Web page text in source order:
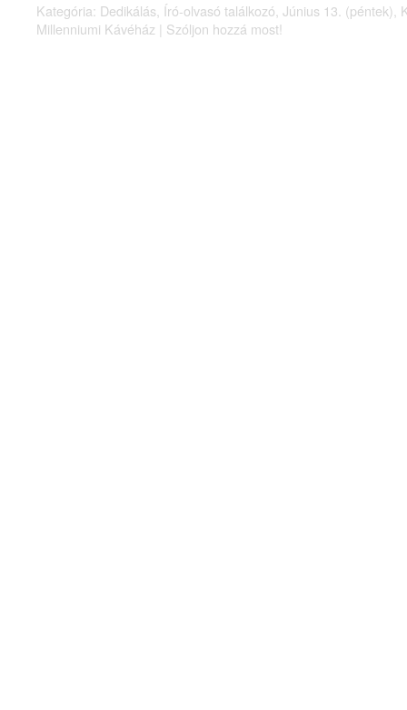
Kategória: Dedikálás, Író-olvasó találkozó, Június 13. (péntek),
Millenniumi Kávéház | Szóljon hozzá most!